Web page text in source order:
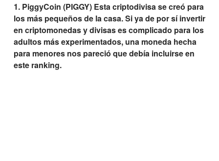
1. PiggyCoin (PIGGY) Esta criptodivisa se creó para
los más pequeños de la casa. Si ya de por sí invertir
en criptomonedas y divisas es complicado para los
adultos más experimentados, una moneda hecha
para menores nos pareció que debía incluirse en
este ranking.